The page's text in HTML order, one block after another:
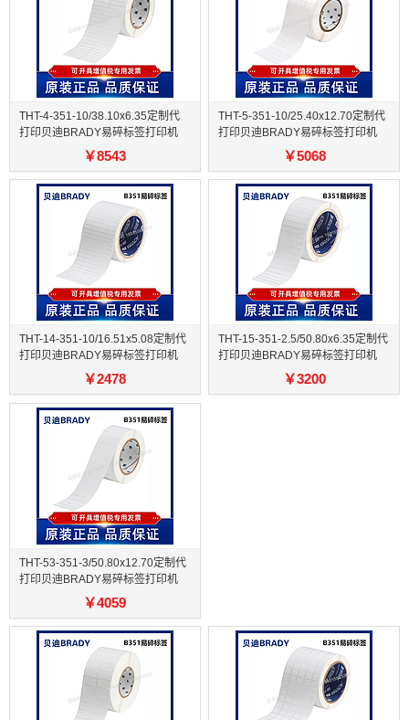
THT-4-351-10/38.10x6.35定制代
打印贝迪BRADY易碎标签打印机
￥8543
THT-5-351-10/25.40x12.70定制代
打印贝迪BRADY易碎标签打印机
￥5068
THT-14-351-10/16.51x5.08定制代
打印贝迪BRADY易碎标签打印机
￥2478
THT-15-351-2.5/50.80x6.35定制代
打印贝迪BRADY易碎标签打印机
￥3200
THT-53-351-3/50.80x12.70定制代
打印贝迪BRADY易碎标签打印机
￥4059